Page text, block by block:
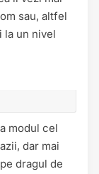
sau, altfel
la un nivel
modul cel
dar mai
dragul de